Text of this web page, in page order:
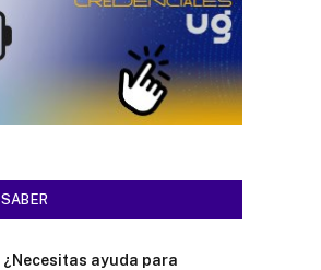
SABER
¿Necesitas ayuda para